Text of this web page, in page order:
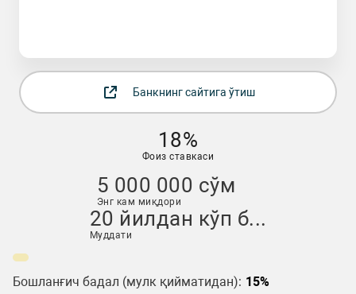
Банкнинг сайтига ўтиш
18%
Фоиз ставкаси
5 000 000 сўм
Энг кам миқдори
20 йилдан кўп б...
Муддати
Бошланғич бадал (мулк қийматидан): 15%